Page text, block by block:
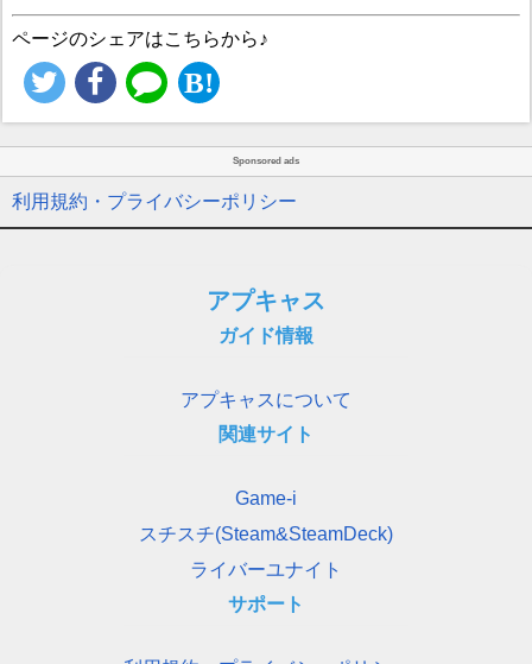
ページのシェアはこちらから♪
Sponsored ads
利用規約・プライバシーポリシー
アプキャス
ガイド情報
アプキャスについて
関連サイト
Game-i
スチスチ(Steam&SteamDeck)
ライバーユナイト
サポート